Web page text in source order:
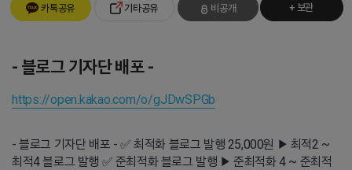
카톡공유 기타공유 비공개 + 보관
- 블로그 기자단 배포 -
https://open.kakao.com/o/gJDwSPGb
- 블로그 기자단 배포 - ✅ 최적화 블로그 발행 25,000원 ▶ 최적2 ~
최적4 블로그 발행 ✅ 준최적화 블로그 발행 ▶ 준최적화 4 ~ 준최적